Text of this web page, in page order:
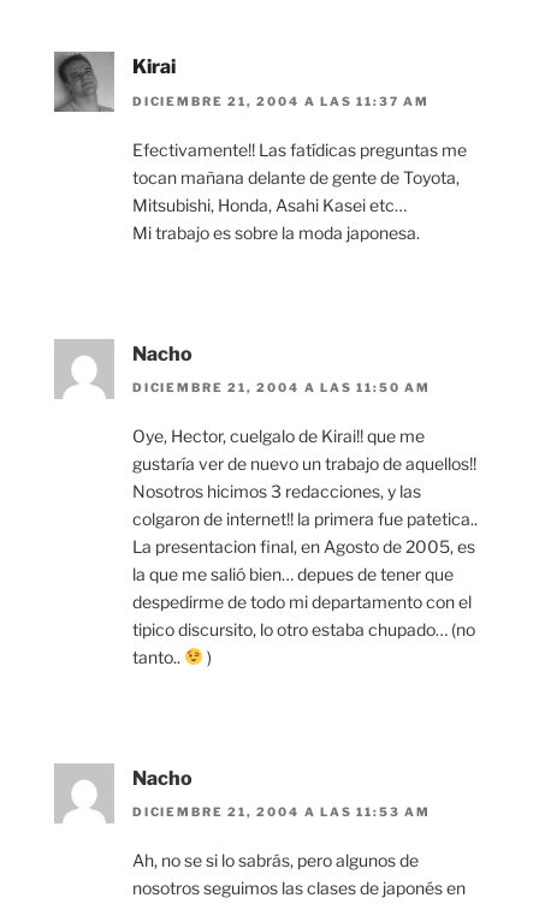
Kirai
DICIEMBRE 21, 2004 A LAS 11:37 AM
Efectivamente!! Las fatídicas preguntas me
tocan mañana delante de gente de Toyota,
Mitsubishi, Honda, Asahi Kasei etc…
Mi trabajo es sobre la moda japonesa.
Nacho
DICIEMBRE 21, 2004 A LAS 11:50 AM
Oye, Hector, cuelgalo de Kirai!! que me
gustaría ver de nuevo un trabajo de aquellos!!
Nosotros hicimos 3 redacciones, y las
colgaron de internet!! la primera fue patetica..
La presentacion final, en Agosto de 2005, es
la que me salió bien… depues de tener que
despedirme de todo mi departamento con el
tipico discursito, lo otro estaba chupado… (no
tanto..
)
Nacho
DICIEMBRE 21, 2004 A LAS 11:53 AM
Ah, no se si lo sabrás, pero algunos de
nosotros seguimos las clases de japonés en